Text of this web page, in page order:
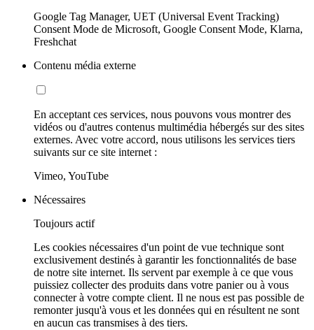
Google Tag Manager, UET (Universal Event Tracking)
Consent Mode de Microsoft, Google Consent Mode, Klarna,
Freshchat
Contenu média externe
En acceptant ces services, nous pouvons vous montrer des
vidéos ou d'autres contenus multimédia hébergés sur des sites
externes. Avec votre accord, nous utilisons les services tiers
suivants sur ce site internet :
Vimeo, YouTube
Nécessaires
Toujours actif
Les cookies nécessaires d'un point de vue technique sont
exclusivement destinés à garantir les fonctionnalités de base
de notre site internet. Ils servent par exemple à ce que vous
puissiez collecter des produits dans votre panier ou à vous
connecter à votre compte client. Il ne nous est pas possible de
remonter jusqu'à vous et les données qui en résultent ne sont
en aucun cas transmises à des tiers.